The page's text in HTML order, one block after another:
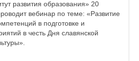
развития образования» 20
вебинар по теме: «Развитие
в подготовке и
в честь Дня славянской